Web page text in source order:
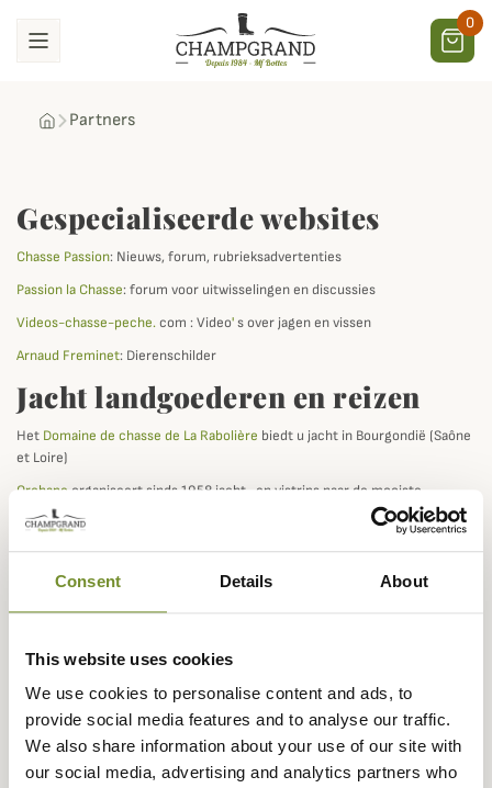
Consent Details About
This website uses cookies
We use cookies to personalise content and ads, to
provide social media features and to analyse our traffic.
We also share information about your use of our site with
our social media, advertising and analytics partners who
0
Partners
Gespecialiseerde websites
Chasse Passion: Nieuws, forum, rubrieksadvertenties
Passion la Chasse: forum voor uitwisselingen en discussies
Videos-chasse-peche.com : Video's over jagen en vissen
Arnaud Freminet: Dierenschilder
Jacht landgoederen en reizen
Het Domaine de chasse de La Rabolière biedt u jacht in Bourgondië (Saône
et Loire)
Orchape organiseert sinds 1958 jacht- en vistrips naar de mooiste
bestemmingen ter wereld.
Wilt u samenwerken met
Champgrand?
we zullen het met plezier in overweging nemen!